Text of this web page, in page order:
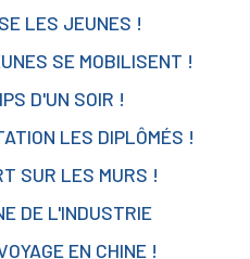
LES JEUNES !
SE MOBILISENT !
D'UN SOIR !
LES DIPLÔMÉS !
SUR LES MURS !
DE L'INDUSTRIE
EN CHINE !